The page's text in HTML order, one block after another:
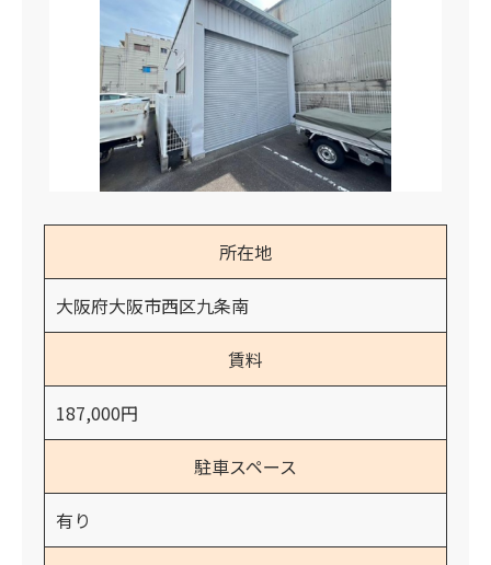
所在地
大阪府大阪市西区九条南
賃料
187,000円
駐車スペース
有り